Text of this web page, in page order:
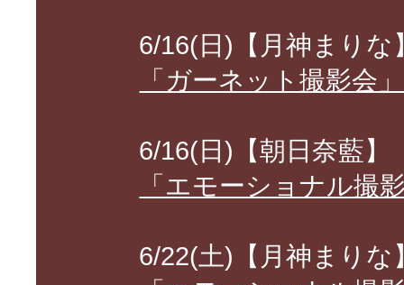
6/16(日)【月神まりな
「ガーネット撮影会」
6/16(日)【朝日奈藍】
「エモーショナル撮
6/22(土)【月神まりな